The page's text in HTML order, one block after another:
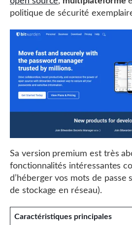
politique de sécurité
Sa version premium est très
fonctionnalités intéressantes
d’héberger vos mots de passe
de stockage en réseau).
Caractéristiques principales